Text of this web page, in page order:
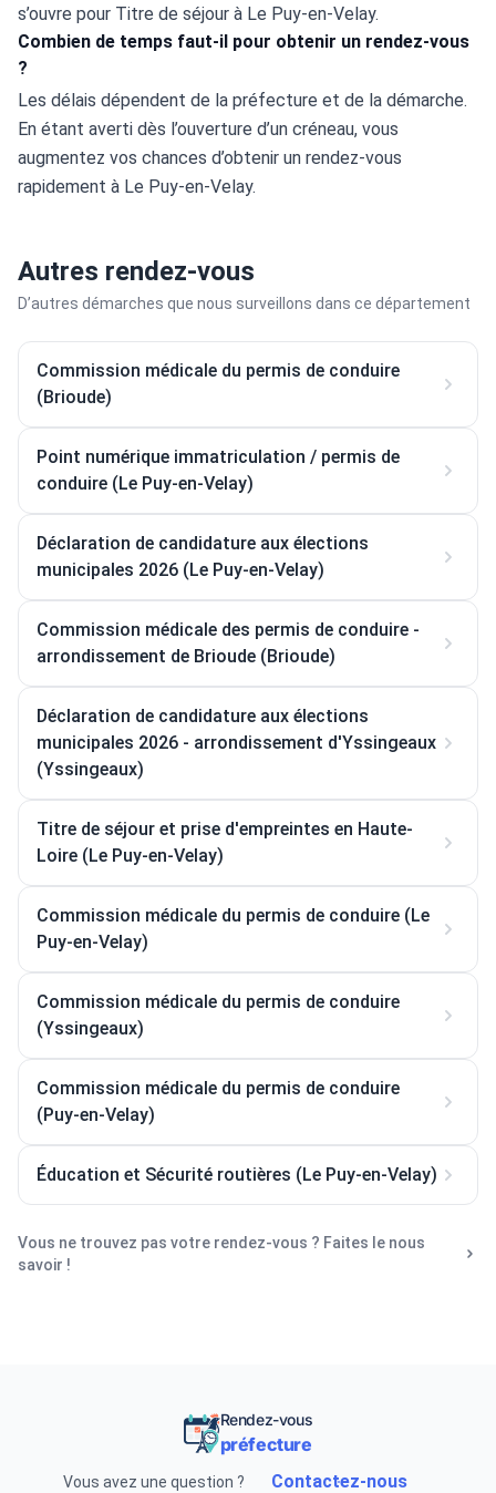
s’ouvre pour Titre de séjour à Le Puy-en-Velay.
Combien de temps faut-il pour obtenir un rendez-vous
?
Les délais dépendent de la préfecture et de la démarche.
En étant averti dès l’ouverture d’un créneau, vous
augmentez vos chances d’obtenir un rendez-vous
rapidement à Le Puy-en-Velay.
Autres rendez-vous
D’autres démarches que nous surveillons dans ce département
Commission médicale du permis de conduire
(Brioude)
Point numérique immatriculation / permis de
conduire (Le Puy-en-Velay)
Déclaration de candidature aux élections
municipales 2026 (Le Puy-en-Velay)
Commission médicale des permis de conduire -
arrondissement de Brioude (Brioude)
Déclaration de candidature aux élections
municipales 2026 - arrondissement d'Yssingeaux
(Yssingeaux)
Titre de séjour et prise d'empreintes en Haute-
Loire (Le Puy-en-Velay)
Commission médicale du permis de conduire (Le
Puy-en-Velay)
Commission médicale du permis de conduire
(Yssingeaux)
Commission médicale du permis de conduire
(Puy-en-Velay)
Éducation et Sécurité routières (Le Puy-en-Velay)
Vous ne trouvez pas votre rendez-vous ? Faites le nous
savoir !
Rendez-vous
préfecture
Vous avez une question ? Contactez-nous